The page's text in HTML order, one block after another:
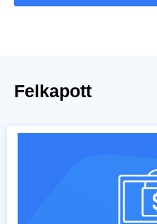
Felkapott